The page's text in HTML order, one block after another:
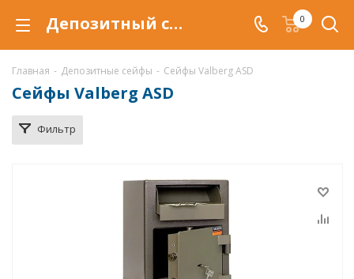
Депозитный сейф Valberg ASD в Воронеже, сейф ASD, купить сейфы ASD по низкой цене, доставка депозитных сейфов 0
Главная - Депозитные сейфы - Сейфы Valberg ASD
Сейфы Valberg ASD
Фильтр